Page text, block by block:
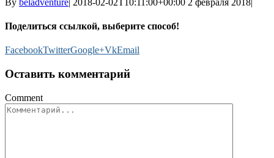
Поделиться ссылкой, выберите способ!
FacebookTwitterGoogle+VkEmail
Оставить комментарий
Comment